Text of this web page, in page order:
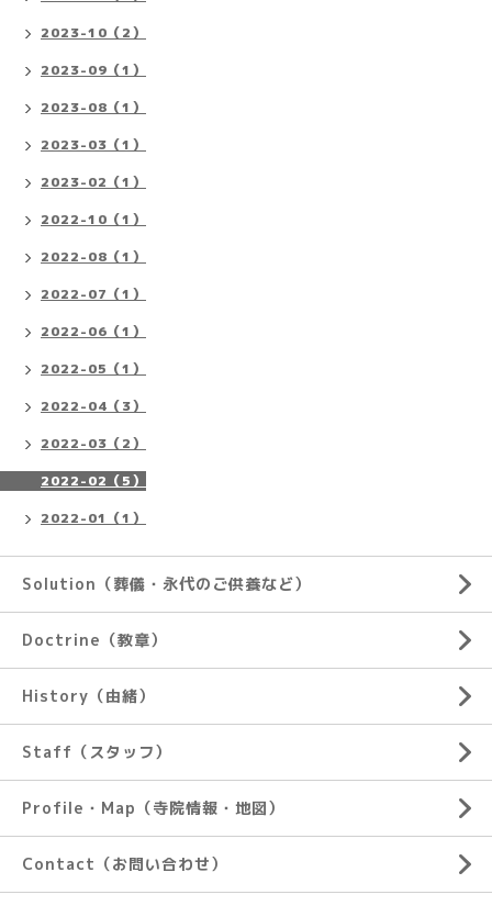
2023-10（2）
2023-09（1）
2023-08（1）
2023-03（1）
2023-02（1）
2022-10（1）
2022-08（1）
2022-07（1）
2022-06（1）
2022-05（1）
2022-04（3）
2022-03（2）
2022-02（5）
2022-01（1）
Solution（葬儀・永代のご供養など）
Doctrine（教章）
History（由緒）
Staff（スタッフ）
Profile・Map（寺院情報・地図）
Contact（お問い合わせ）